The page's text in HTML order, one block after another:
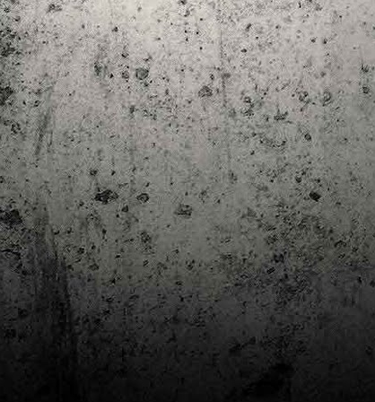
JUL
7
Club de lectura de còmics: estiu de 2024
Arriba l'estiu i amb ell una nova edició del club de lectura per passar
aquests mesos de calor. En aquesta nova edició farem dues lectures: una
al juliol i l'altre al setembre!
Com és habitual, les inscripcions es formalitzen a la Biblioteca Pública de
Tarragona i les lectures es podran llegir en edició digital.
MAY
1
Estudis en Comicologia al Còmic Barcelona
Del 3 al 5 de maig la Fira Barcelona acull la 42a edició de Còmic
Barcelona (el Saló del Còmic de tota la vida).
Divendres faré la visita anual i diumenge hi tornaré, aquest cop per participar a
la taula rodona Estudis en Comicologia: Els llibres de teoria i divulgació del
còmic en els temps del podcast, a les 16 h, a la sala còmic 6, molt ben
acompanyat:
Estudis en Comicologia: Els llibres de teoria i divulgació del còmic en els temps